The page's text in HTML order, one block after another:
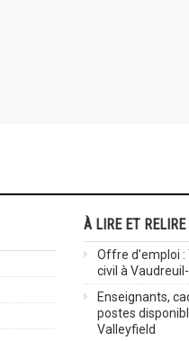
À LIRE ET RELIRE
Offre d’emploi
civil à
Enseignants,
postes
Valleyfield